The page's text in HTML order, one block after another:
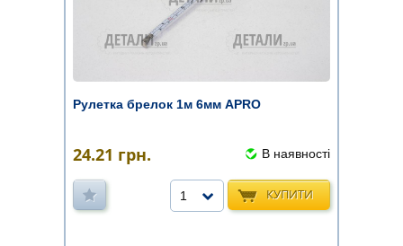
Рулетка брелок 1м 6мм APRO
24.21 грн. В наявності
КУПИТИ
1